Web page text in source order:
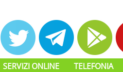
SERVIZI ONLINE TELEFONIA